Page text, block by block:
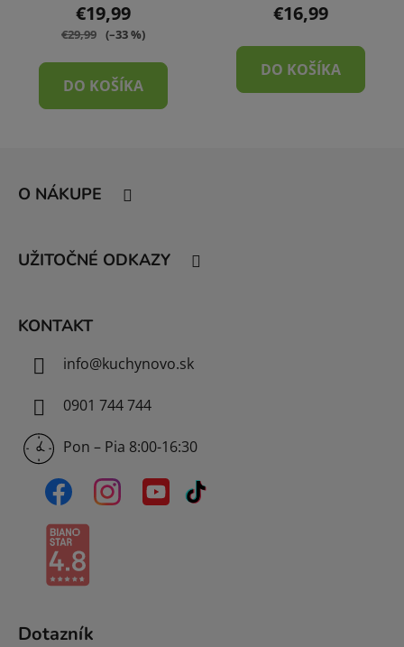
€19,99
€29,99 (–33 %)
DO KOŠÍKA
€16,99
DO KOŠÍKA
O NÁKUPE
UŽITOČNÉ ODKAZY
KONTAKT
info@kuchynovo.sk
0901 744 744
Pon – Pia 8:00-16:30
Dotazník